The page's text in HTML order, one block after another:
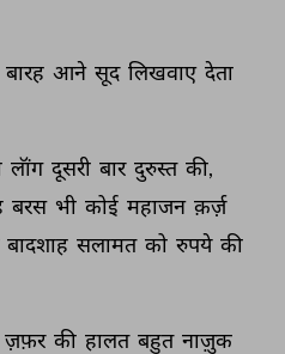
बारह आने सूद लिखवाए देता
लॉंग दूसरी बार दुरुस्त की,
बरस भी कोई महाजन क़र्ज़
बादशाह सलामत को रुपये की
ज़फ़र की हालत बहुत नाज़ुक